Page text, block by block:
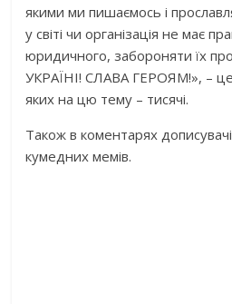
якими ми пишаємось і
у світі чи організація не має
юридичного, забороняти їх
УКРАЇНІ! СЛАВА ГЕРОЯМ!», –
яких на цю тему – тисячі.
Також в коментарях
кумедних мемів.